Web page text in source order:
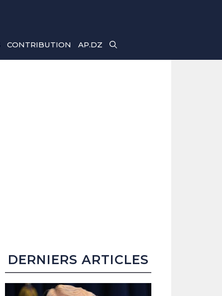
CONTRIBUTION AP.DZ
DERNIERS ARTICLES